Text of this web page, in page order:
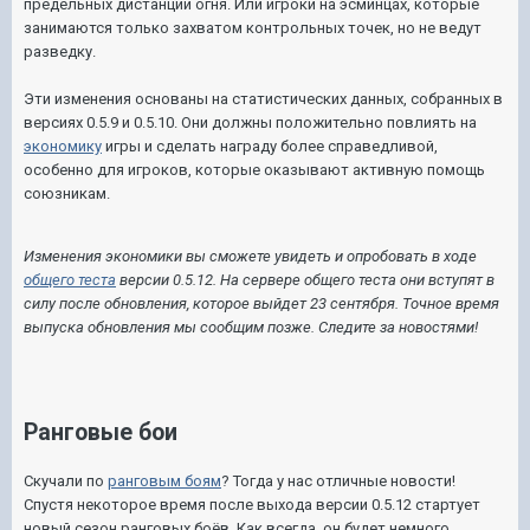
предельных дистанций огня. Или игроки на эсминцах, которые
занимаются только захватом контрольных точек, но не ведут
разведку.
Эти изменения основаны на статистических данных, собранных в
версиях 0.5.9 и 0.5.10. Они должны положительно повлиять на
экономику игры и сделать награду более справедливой,
особенно для игроков, которые оказывают активную помощь
союзникам.
Изменения экономики вы сможете увидеть и опробовать в ходе
общего теста версии 0.5.12. На сервере общего теста они вступят в
силу после обновления, которое выйдет 23 сентября. Точное время
выпуска обновления мы сообщим позже. Следите за новостями!
Ранговые бои
Скучали по ранговым боям? Тогда у нас отличные новости!
Спустя некоторое время после выхода версии 0.5.12 стартует